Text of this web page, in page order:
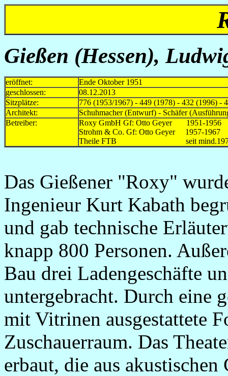
Gießen (Hessen),
eröffnet:
Ende Oktober 1951
geschlossen:
08.12.2013
Sitzplätze:
776 (1953/1967) - 449 (1978) - 432 (1996) -
Architekt:
Schuhmacher (Entwurf) - Schäfer
Betreiber:
Roxy GmbH Gf: Otto Geyer 1951-1956
Strohm & Co. Gf: Otto Geyer 1957-
Theile FTB seit
Das Gießener "Roxy"
Ingenieur Kurt Kabath
und gab technische
knapp 800 Personen.
Bau drei Ladengeschäfte
untergebracht. Durch eine
mit Vitrinen ausgestattete
Zuschauerraum. Das
erbaut, die aus